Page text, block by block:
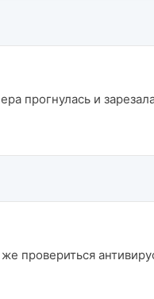
прогнулась и
провериться